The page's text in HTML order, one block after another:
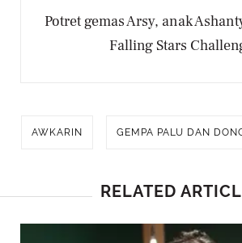
Potret gemas Arsy, anak
Falling Stars
AWKARIN GEMPA PALU DAN
RELATED